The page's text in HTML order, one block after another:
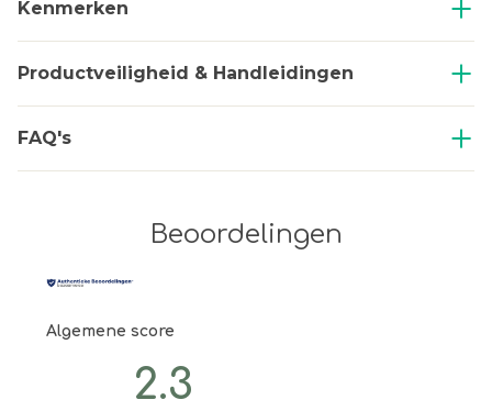
Kenmerken
Productveiligheid & Handleidingen
FAQ's
Beoordelingen
Algemene score
2.3